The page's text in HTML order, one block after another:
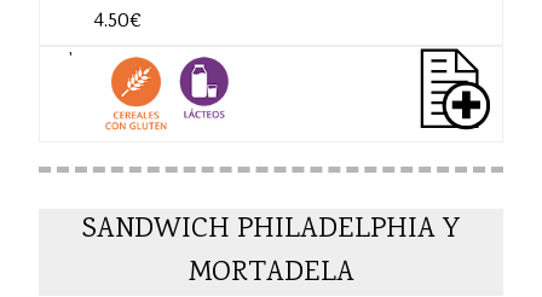
4.50€
'
SANDWICH PHILADELPHIA Y
MORTADELA